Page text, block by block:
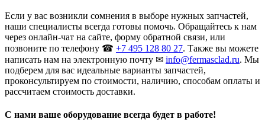
Если у вас возникли сомнения в выборе нужных запчастей,
наши специалисты всегда готовы помочь. Обращайтесь к нам
через онлайн-чат на сайте, форму обратной связи, или
позвоните по телефону ☎ +7 495 128 80 27. Также вы можете
написать нам на электронную почту ✉ info@fermasclad.ru. Мы
подберем для вас идеальные варианты запчастей,
проконсультируем по стоимости, наличию, способам оплаты и
рассчитаем стоимость доставки.
С нами ваше оборудование всегда будет в работе!